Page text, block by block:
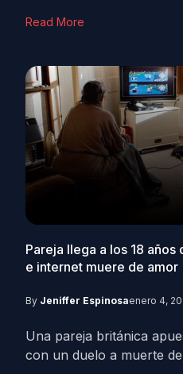
Read More
Pareja llega a los 18
e internet muere de amor
By Jeniffer Espinosaenero 4,
Una pareja británica
con un duelo a muerte